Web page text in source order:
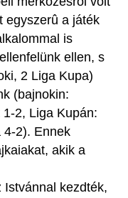
egyszerû a játék
is
ellen, s
2 Liga Kupa)
(bajnokin:
2, Liga Kupán:
4-2). Ennek
akik a
Istvánnal kezdték,